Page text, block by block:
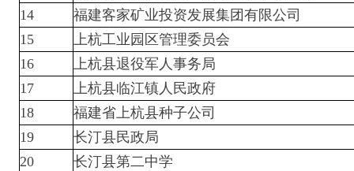
14
福建客家矿业投资发展集团有限公司
15
上杭工业园区管理委员会
16
上杭县退役军人事务局
17
上杭县临江镇人民政府
18
福建省上杭县种子公司
19
长汀县民政局
20
长汀县第二中学